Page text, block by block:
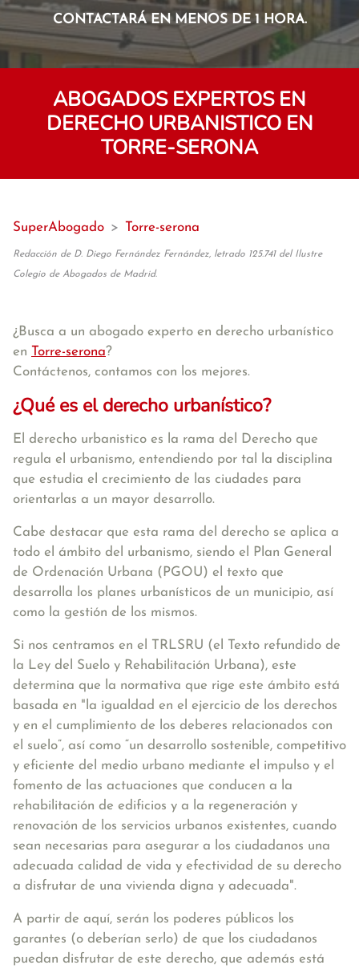
CONTACTARÁ EN MENOS DE 1 HORA.
ABOGADOS EXPERTOS EN
DERECHO URBANISTICO EN
TORRE-SERONA
SuperAbogado > Torre-serona
Redacción de D. Diego Fernández Fernández, letrado 125.741 del Ilustre
Colegio de Abogados de Madrid.
¿Busca a un abogado experto en derecho urbanístico
en Torre-serona?
Contáctenos, contamos con los mejores.
¿Qué es el derecho urbanístico?
El derecho urbanistico es la rama del Derecho que
regula el urbanismo, entendiendo por tal la disciplina
que estudia el crecimiento de las ciudades para
orientarlas a un mayor desarrollo.
Cabe destacar que esta rama del derecho se aplica a
todo el ámbito del urbanismo, siendo el Plan General
de Ordenación Urbana (PGOU) el texto que
desarrolla los planes urbanísticos de un municipio, así
como la gestión de los mismos.
Si nos centramos en el TRLSRU (el Texto refundido de
la Ley del Suelo y Rehabilitación Urbana), este
determina que la normativa que rige este ámbito está
basada en "la igualdad en el ejercicio de los derechos
y en el cumplimiento de los deberes relacionados con
el suelo”, así como “un desarrollo sostenible, competitivo
y eficiente del medio urbano mediante el impulso y el
fomento de las actuaciones que conducen a la
rehabilitación de edificios y a la regeneración y
renovación de los servicios urbanos existentes, cuando
sean necesarias para asegurar a los ciudadanos una
adecuada calidad de vida y efectividad de su derecho
a disfrutar de una vivienda digna y adecuada".
A partir de aquí, serán los poderes públicos los
garantes (o deberían serlo) de que los ciudadanos
puedan disfrutar de este derecho, que además está